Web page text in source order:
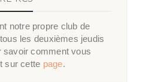
notre propre club de
les deuxièmes jeudis
savoir comment vous
sur cette page.